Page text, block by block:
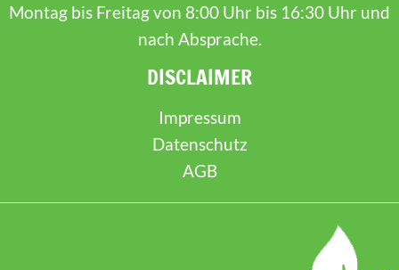
Montag bis Freitag von 8:00 Uhr bis 16:30 Uhr und
nach Absprache.
DISCLAIMER
Impressum
Datenschutz
AGB